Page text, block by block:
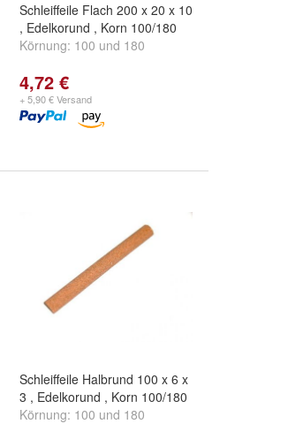
Schleiffeile Flach 200 x 20 x 10
, Edelkorund , Korn 100/180
Körnung: 100 und 180
4,72 €
+ 5,90 € Versand
Schleiffeile Halbrund 100 x 6 x
3 , Edelkorund , Korn 100/180
Körnung: 100 und 180